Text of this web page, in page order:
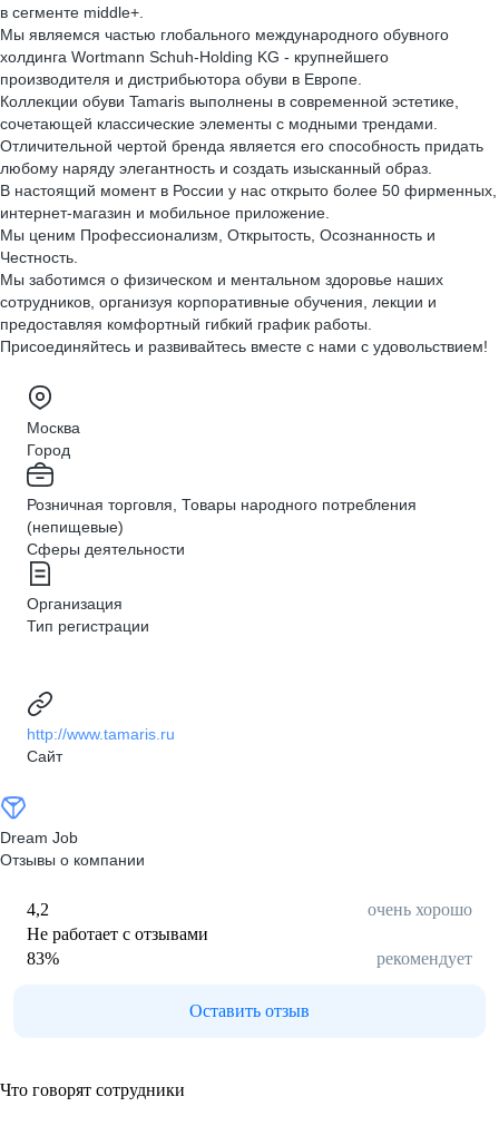
в сегменте middle+.
Мы являемся частью глобального международного обувного
холдинга Wortmann Schuh-Holding KG - крупнейшего
производителя и дистрибьютора обуви в Европе.
Коллекции обуви Tamaris выполнены в современной эстетике,
сочетающей классические элементы с модными трендами.
Отличительной чертой бренда является его способность придать
любому наряду элегантность и создать изысканный образ.
В настоящий момент в России у нас открыто более 50 фирменных,
интернет-магазин и мобильное приложение.
Мы ценим Профессионализм, Открытость, Осознанность и
Честность.
Мы заботимся о физическом и ментальном здоровье наших
сотрудников, организуя корпоративные обучения, лекции и
предоставляя комфортный гибкий график работы.
Присоединяйтесь и развивайтесь вместе с нами с удовольствием!
Москва
Город
Розничная торговля, Товары народного потребления
(непищевые)
Сферы деятельности
Организация
Тип регистрации
http://www.tamaris.ru
Сайт
Dream Job
Отзывы о компании
4,2
очень хорошо
Не работает с отзывами
83% рекомендует
Оставить отзыв
Что говорят сотрудники